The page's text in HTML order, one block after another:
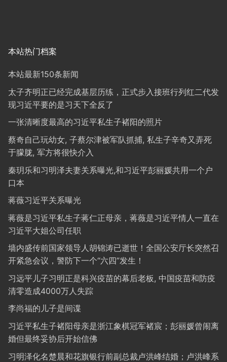
本站热门档案
本站最新150条新闻
太子齐明正已经完成基层历练，正式步入接班行列红二代发
现习近平要的是习天下全反了
一张清晰度最高的习近平私生子褚阳的照片
蔡奇自己玩幼女, 子蔡尔津被军队抓捕, 私生子辛奇又弄死
于朦胧, 军方将很快介入
秦玥乐和习明泽夫妻关系曝光,和习近平彭丽媛共用一个户
口本
蒋薇习近平关系曝光
蒋薇是习近平私生子蒋仁正母亲，蒋薇是习近平情人一直在
习近平大姐公司任职
墙内盛传前国家领导人胡锦涛已逝世！全国公安厅长突然召
开紧急会议，警防下一个“六四”发生！
习远平儿子习明正是科兴疫苗的幕后老板, 中国疫苗和防疫
清零造成4000万人失踪
李尚福的儿子是间谍
习近平私生子褚阳母亲是浙江象棋冠军褚宸；彭丽媛曾闹离
婚但最终妥协后开始信佛
习明泽化名楚晨和花旗银行前副总裁卢洪峰结婚；卢洪峰系